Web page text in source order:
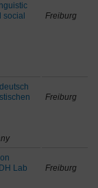
social
Freiburg
Freiburg
Lab
Freiburg